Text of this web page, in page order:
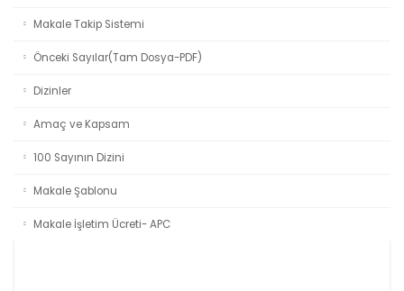
Makale Takip Sistemi
Önceki Sayılar(Tam Dosya-PDF)
Dizinler
Amaç ve Kapsam
100 Sayının Dizini
Makale Şablonu
Makale İşletim Ücreti- APC